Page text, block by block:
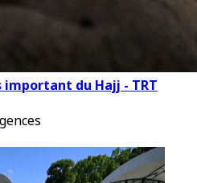
important du Hajj - TRT